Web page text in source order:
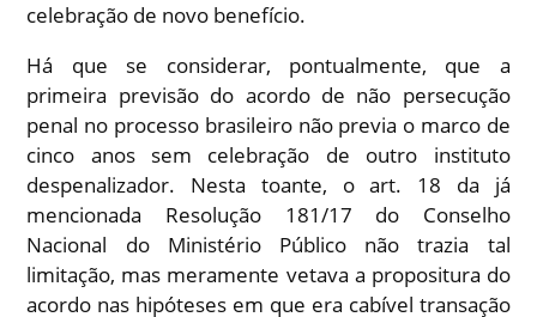
celebração de novo benefício.
Há que se considerar, pontualmente, que a
primeira previsão do acordo de não persecução
penal no processo brasileiro não previa o marco de
cinco anos sem celebração de outro instituto
despenalizador. Nesta toante, o art. 18 da já
mencionada Resolução 181/17 do Conselho
Nacional do Ministério Público não trazia tal
limitação, mas meramente vetava a propositura do
acordo nas hipóteses em que era cabível transação